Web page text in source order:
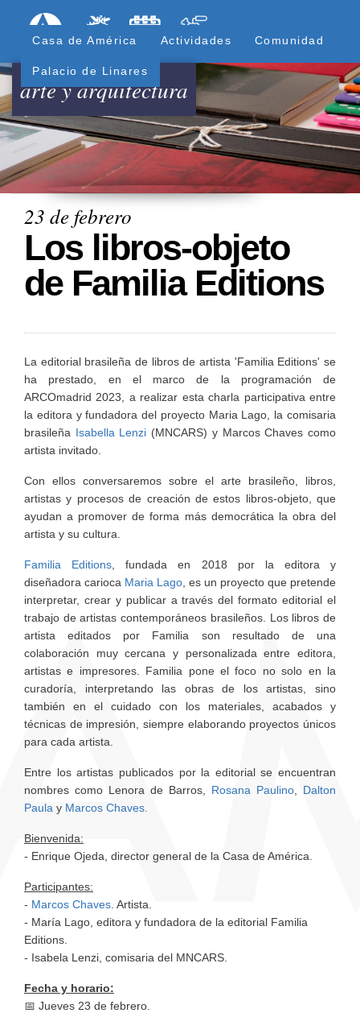
principal
Menú Superior
Casa de América Actividades Comunidad
Palacio de Linares
arte y arquitectura
23 de febrero
Los libros-objeto
de Familia Editions
La editorial brasileña de libros de artista 'Familia Editions' se
ha prestado, en el marco de la programación de
ARCOmadrid 2023, a realizar esta charla participativa entre
la editora y fundadora del proyecto Maria Lago, la comisaria
brasileña Isabella Lenzi (MNCARS) y Marcos Chaves como
artista invitado.
Con ellos conversaremos sobre el arte brasileño, libros,
artistas y procesos de creación de estos libros-objeto, que
ayudan a promover de forma más democrática la obra del
artista y su cultura.
Familia Editions , fundada en 2018 por la editora y
diseñadora carioca Maria Lago , es un proyecto que pretende
interpretar, crear y publicar a través del formato editorial el
trabajo de artistas contemporáneos brasileños. Los libros de
artista editados por Familia son resultado de una
colaboración muy cercana y personalizada entre editora,
artistas e impresores. Familia pone el foco no solo en la
curadoría, interpretando las obras de los artistas, sino
también en el cuidado con los materiales, acabados y
técnicas de impresión, siempre elaborando proyectos únicos
para cada artista.
Entre los artistas publicados por la editorial se encuentran
nombres como Lenora de Barros, Rosana Paulino
Dalton
Paula y Marcos Chaves
Bienvenida:
- Enrique Ojeda, director general de la Casa de América.
Participantes:
- Marcos Chaves . Artista.
- María Lago, editora y fundadora de la editorial Familia
Editions.
- Isabela Lenzi, comisaria del MNCARS.
Fecha y horario:
📅 Jueves 23 de febrero.